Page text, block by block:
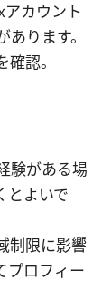
カウント
ります。
認。
験がある場
とよいで
制限に影響
プロフィー